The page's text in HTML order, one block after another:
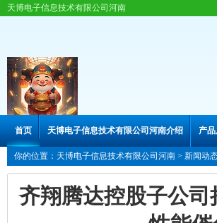
天博电子信息技术有限公司河南
首页 天博电子信息技术有限公司河南介绍 产
你的位置： 天博电子信息技术有限公司河南 > 新闻动
齐翔腾达控股子公司